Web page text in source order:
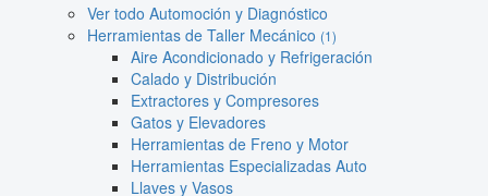
Ver todo Automoción y Diagnóstico
Herramientas de Taller Mecánico (1)
Aire Acondicionado y Refrigeración
Calado y Distribución
Extractores y Compresores
Gatos y Elevadores
Herramientas de Freno y Motor
Herramientas Especializadas Auto
Llaves y Vasos